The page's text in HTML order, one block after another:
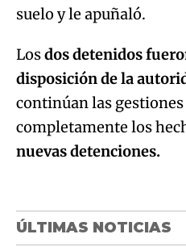
suelo y le apuñaló.
Losdos detenidos
disposición de la
continúan las
completamente los
nuevas detenciones.
ÚLTIMAS NOTICIAS